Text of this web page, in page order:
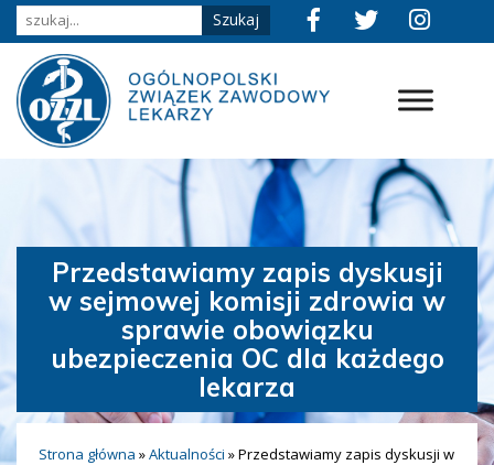
Przedstawiamy zapis dyskusji
w sejmowej komisji zdrowia w
sprawie obowiązku
ubezpieczenia OC dla każdego
lekarza
Strona główna »Aktualności »Przedstawiamy zapis dyskusji w